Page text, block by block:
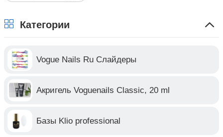
Категории
Vogue Nails Ru Слайдеры
Акригель Voguenails Classic, 20 ml
Базы Klio professional